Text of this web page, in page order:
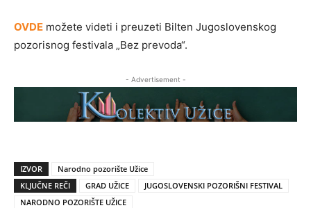
OVDE možete videti i preuzeti Bilten Jugoslovenskog
pozorisnog festivala „Bez prevoda“.
- Advertisement -
IZVOR
Narodno pozorište Užice
KLJUČNE REČI
GRAD UŽICE
JUGOSLOVENSKI POZORIŠNI FESTIVAL
NARODNO POZORIŠTE UŽICE